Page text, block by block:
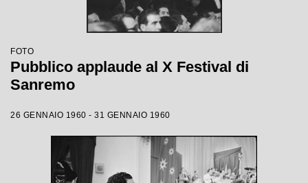
FOTO
Pubblico applaude al X Festival di
Sanremo
26 GENNAIO 1960 - 31 GENNAIO 1960